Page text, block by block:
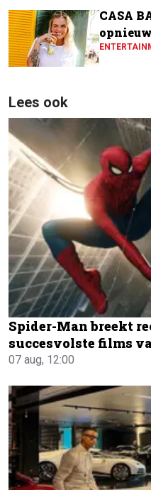
CASA
Lees ook
Spider-Man breekt
succesvolste films
07 aug, 12:00